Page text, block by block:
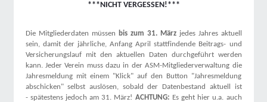
***NICHT VERGESSEN!***
Die Mitgliederdaten müssen bis zum 31. Märzjedes Jahres aktuell
sein, damit der jährliche, Anfang April stattfindende Beitrags- und
Versicherungslauf mit den aktuellen Daten durchgeführt werden
kann. Jeder Verein muss dazu in der ASM-Mitgliederverwaltung die
Jahresmeldung mit einem "Klick" auf den Button "Jahresmeldung
abschicken" selbst auslösen, sobald der Datenbestand aktuell ist
- spätestens jedoch am 31. März! ACHTUNG: Es geht hier u.a. auch